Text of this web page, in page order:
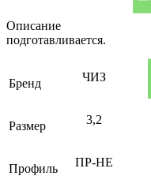
Описание
подготавливается.
Бренд ЧИЗ
Размер 3,2
Профиль ПР-НЕ